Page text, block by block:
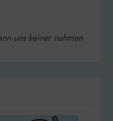
uns keiner nehmen